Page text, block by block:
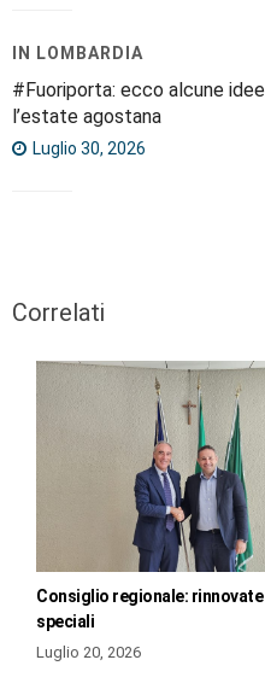
IN LOMBARDIA
#Fuoriporta: ecco alcune
l’estate agostana
Luglio 30, 2026
Correlati
Consiglio regionale:
speciali
Luglio 20, 2026